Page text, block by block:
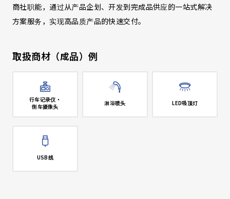
商社职能，通过从产品企划、开发到完成品供应的一站式解决
方案服务，实现高品质产品的快速交付。
取扱商材（成品）例
行车记录仪・
倒车摄像头
淋浴喷头 LED吸顶灯
USB线